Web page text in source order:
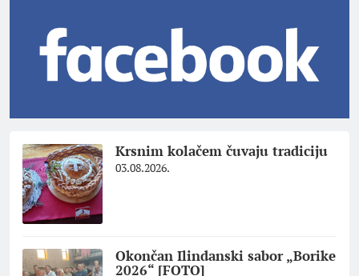
Krsnim kolačem čuvaju tradiciju
03.08.2026.
Okončan Ilindanski sabor „Borike
2026“ [FOTO]